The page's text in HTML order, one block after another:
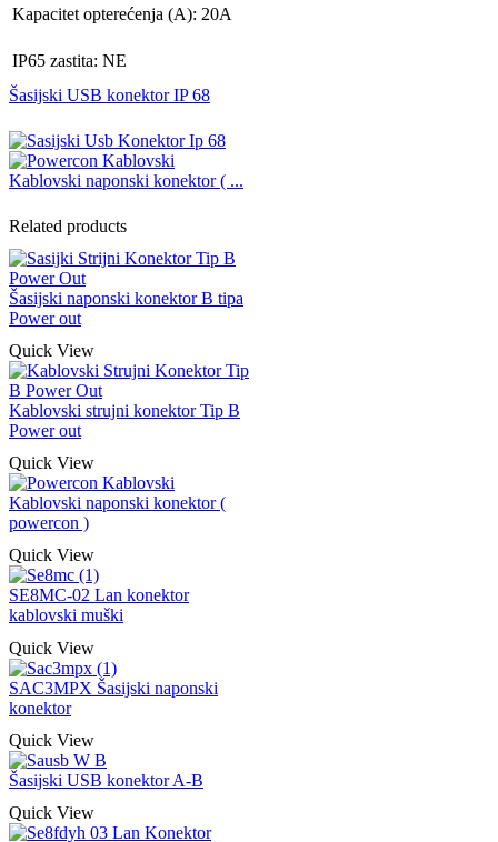
Kapacitet opterećenja (A): 20A
IP65 zastita: NE
Šasijski USB konektor IP 68
Kablovski naponski konektor ( ...
Related products
Šasijski naponski konektor B tipa
Power out
Quick View
Kablovski strujni konektor Tip B
Power out
Quick View
Kablovski naponski konektor (
powercon )
Quick View
SE8MC-02 Lan konektor
kablovski muški
Quick View
SAC3MPX Šasijski naponski
konektor
Quick View
Šasijski USB konektor A-B
Quick View